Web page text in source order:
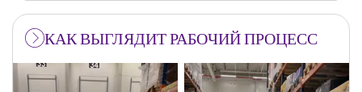
КАК ВЫГЛЯДИТ РАБОЧИЙ ПРОЦЕСС